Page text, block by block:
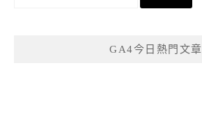
GA4今日熱門文章